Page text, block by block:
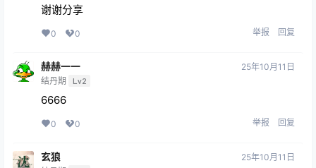
谢谢分享
0 0 举报 回复
赫赫一一
结丹期 Lv2
25年10月11日
6666
0 0 举报 回复
玄狼 25年10月11日